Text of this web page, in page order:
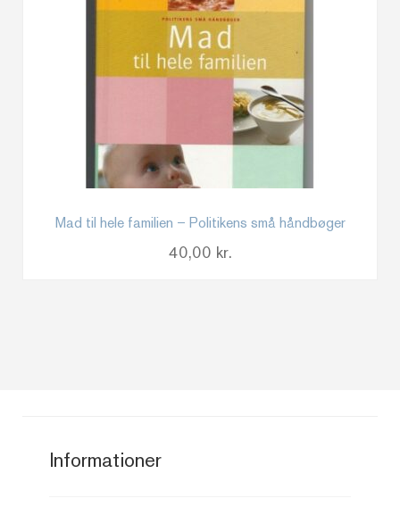
Mad til hele familien – Politikens små håndbøger
40,00 kr.
Informationer